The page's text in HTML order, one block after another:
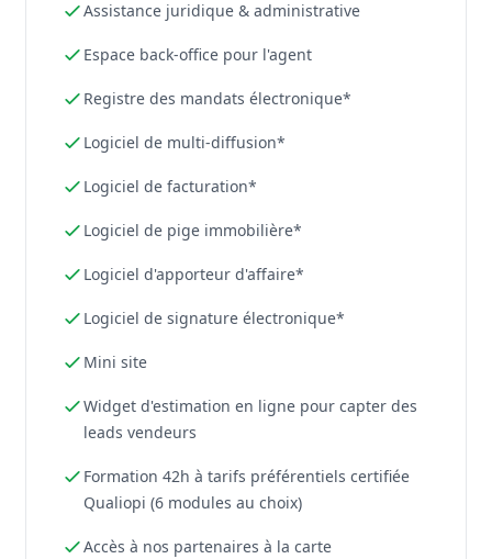
Assistance juridique & administrative
Espace back-office pour l'agent
Registre des mandats électronique*
Logiciel de multi-diffusion*
Logiciel de facturation*
Logiciel de pige immobilière*
Logiciel d'apporteur d'affaire*
Logiciel de signature électronique*
Mini site
Widget d'estimation en ligne pour capter des
leads vendeurs
Formation 42h à tarifs préférentiels certifiée
Qualiopi (6 modules au choix)
Accès à nos partenaires à la carte